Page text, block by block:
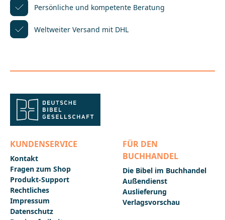
Persönliche und kompetente Beratung
Weltweiter Versand mit DHL
KUNDENSERVICE
Kontakt
Fragen zum Shop
Produkt-Support
Rechtliches
Impressum
Datenschutz
FÜR DEN
BUCHHANDEL
Die Bibel im Buchhandel
Außendienst
Auslieferung
Verlagsvorschau